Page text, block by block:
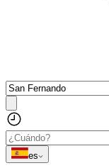
es